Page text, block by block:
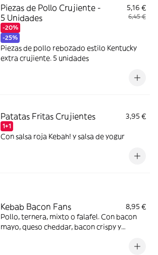
Piezas de Pollo Crujiente -
5 Unidades
-20%
-25%
5,16 €
6,45 €
Piezas de pollo rebozado estilo Kentucky
extra crujiente. 5 unidades
Patatas Fritas Crujientes
1+1
3,95 €
Con salsa roja Kebah! y salsa de yogur
Kebab Bacon Fans
8,95 €
Pollo, ternera, mixto o falafel. Con bacon
mayo, queso cheddar, bacon crispy y